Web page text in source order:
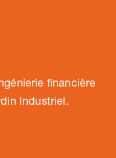
financière
Industriel.